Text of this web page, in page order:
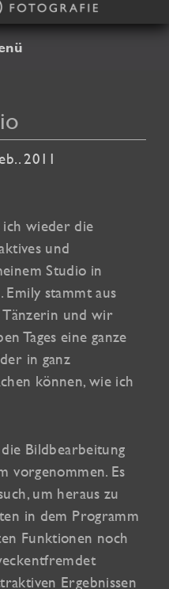
2011
wieder die
und
Studio in
stammt aus
Tänzerin und wir
Tages eine ganze
in ganz
können, wie ich
Bildbearbeitung
vorgenommen. Es
um heraus zu
in dem Programm
Funktionen noch
Ergebnissen